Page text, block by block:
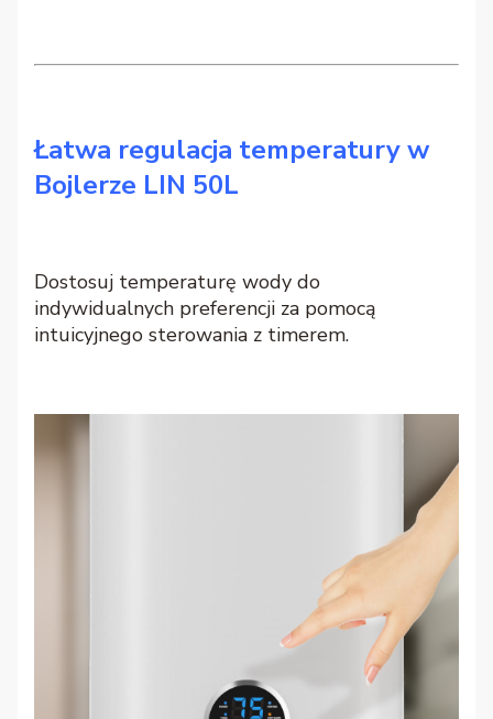
Łatwa regulacja temperatury w
Bojlerze LIN 50L
Dostosuj temperaturę wody do
indywidualnych preferencji za pomocą
intuicyjnego sterowania z timerem.